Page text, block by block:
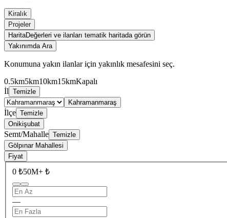
Kiralık
Projeler
HaritaDeğerleri ve ilanları tematik haritada görün
Yakınımda Ara
Konumuna yakın ilanlar için yakınlık mesafesini seç.
0.5km5km10km15kmKapalı
İl Temizle
Kahramanmaraş
İlçe Temizle
Onikişubat
Semt/Mahalle Temizle
Gölpınar Mahallesi
Fiyat
0 ₺50M+ ₺
—